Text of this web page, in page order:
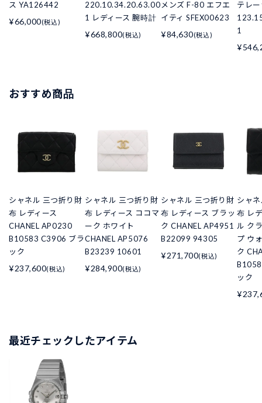
ス YA126442
¥66,000(税込)
220.10.34.20.63.00
1 レディース 腕時計
¥668,800(税込)
メンズ F-80 エフエ
イティ SFEX00623
¥84,630(税込)
テレ
1
おすすめ商品
シャネル 三つ折り財
布 レディース
CHANEL AP0230
B10583 C3906 ブラ
ック
¥237,600(税込)
シャネル 三つ折り財
布 レディース ココマ
ーク ホワイト
CHANEL AP5076
B23239 10601
¥284,900(税込)
シャネル 三つ折り財
布 レディース ブラッ
ク CHANEL AP4951
B22099 94305
¥271,700(税込)
シャ
布 レ
ル ク
プ ウ
ク
ック
最近チェックしたアイテム